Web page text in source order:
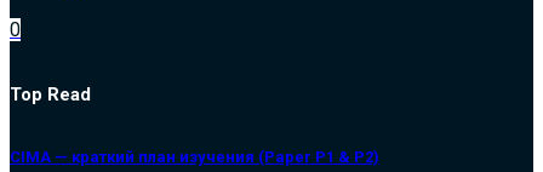
0
Top Read
CIMA — краткий план изучения (Paper P1 & P2)